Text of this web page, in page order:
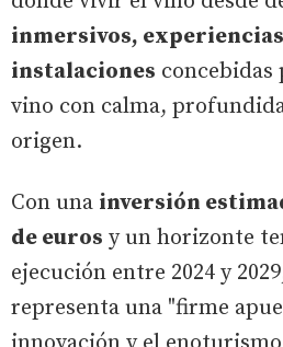
inmersivos,
instalaciones
vino con calma,
origen.
Con una inversión
de euros y un horizonte
ejecución entre 2024 y
representa una "firme